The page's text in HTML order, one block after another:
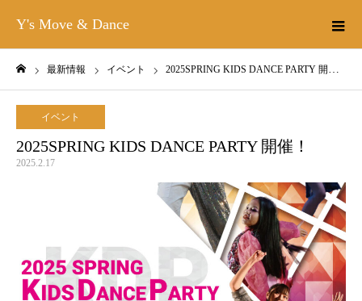
Y's Move & Dance
最新情報 イベント 2025SPRING KIDS DANCE PARTY 開催！
イベント
2025SPRING KIDS DANCE PARTY 開催！
2025.2.17